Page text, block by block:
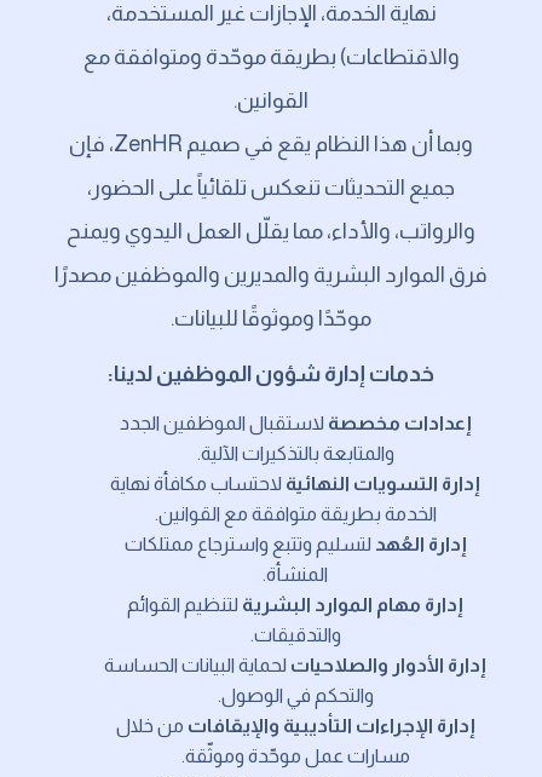
نهاية الخدمة، الإجازات غير المستخدمة،
والاقتطاعات) بطريقة موحّدة ومتوافقة مع
القوانين.
وبما أن هذا النظام يقع في صميم ZenHR، فإن
جميع التحديثات تنعكس تلقائياً على الحضور،
والرواتب، والأداء، مما يقلّل العمل اليدوي ويمنح
فرق الموارد البشرية والمديرين والموظفين مصدرًا
موحّدًا وموثوقًا للبيانات.
خدمات إدارة شؤون الموظفين لدينا:
إعدادات مخصصة لاستقبال الموظفين الجدد
والمتابعة بالتذكيرات الآلية.
إدارة التسويات النهائية لاحتساب مكافأة نهاية
الخدمة بطريقة متوافقة مع القوانين.
إدارة العُهد لتسليم وتتبع واسترجاع ممتلكات
المنشأة.
إدارة مهام الموارد البشرية لتنظيم القوائم
والتدقيقات.
إدارة الأدوار والصلاحيات لحماية البيانات الحساسة
والتحكم في الوصول.
إدارة الإجراءات التأديبية والإيقافات من خلال
مسارات عمل موحّدة وموثّقة.